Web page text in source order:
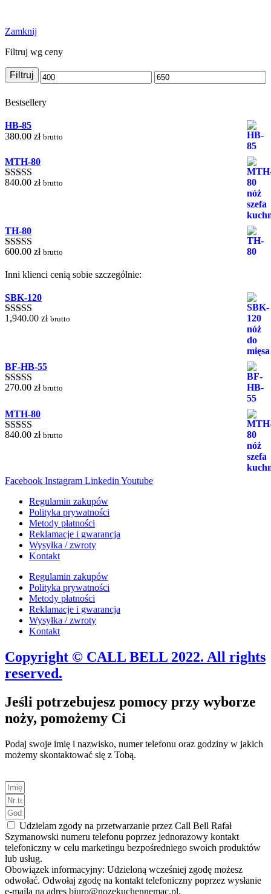
Zamknij
Filtruj wg ceny
Cena Cena
Filtruj
Bestsellery
HB-85
380.00 zł brutto
MTH-80
Oceniono
840.00 zł brutto
TH-80
Oceniono
600.00 zł brutto
Inni klienci cenią sobie szczególnie:
SBK-120
Oceniono
1,940.00 zł brutto
BF-HB-55
Oceniono
270.00 zł brutto
MTH-80
Oceniono
840.00 zł brutto
Facebook Instagram Linkedin Youtube
Regulamin zakupów
Polityka prywatności
Metody płatności
Reklamacje i gwarancja
Wysyłka / zwroty
Kontakt
Regulamin zakupów
Polityka prywatności
Metody płatności
Reklamacje i gwarancja
Wysyłka / zwroty
Kontakt
Copyright © CALL BELL 2022. All rights
reserved.
Jeśli potrzebujesz pomocy przy wyborze
noży, pomożemy Ci
Podaj swoje imię i nazwisko, numer telefonu oraz godziny w jakich
możemy skontaktować się z Tobą.
Udzielam zgody na przetwarzanie przez Call Bell Rafał
Szymanowski numeru telefonu poprzez jednorazowy kontakt
telefoniczny w celu marketingu bezpośredniego swoich produktów
lub usług.
Obowiązek informacyjny: Udzieloną wcześniej zgodę możesz
odwołać. Odwołaj zgodę na kontakt telefoniczny poprzez wysłanie
e-maila na adres biuro@nozekuchennemac.pl.